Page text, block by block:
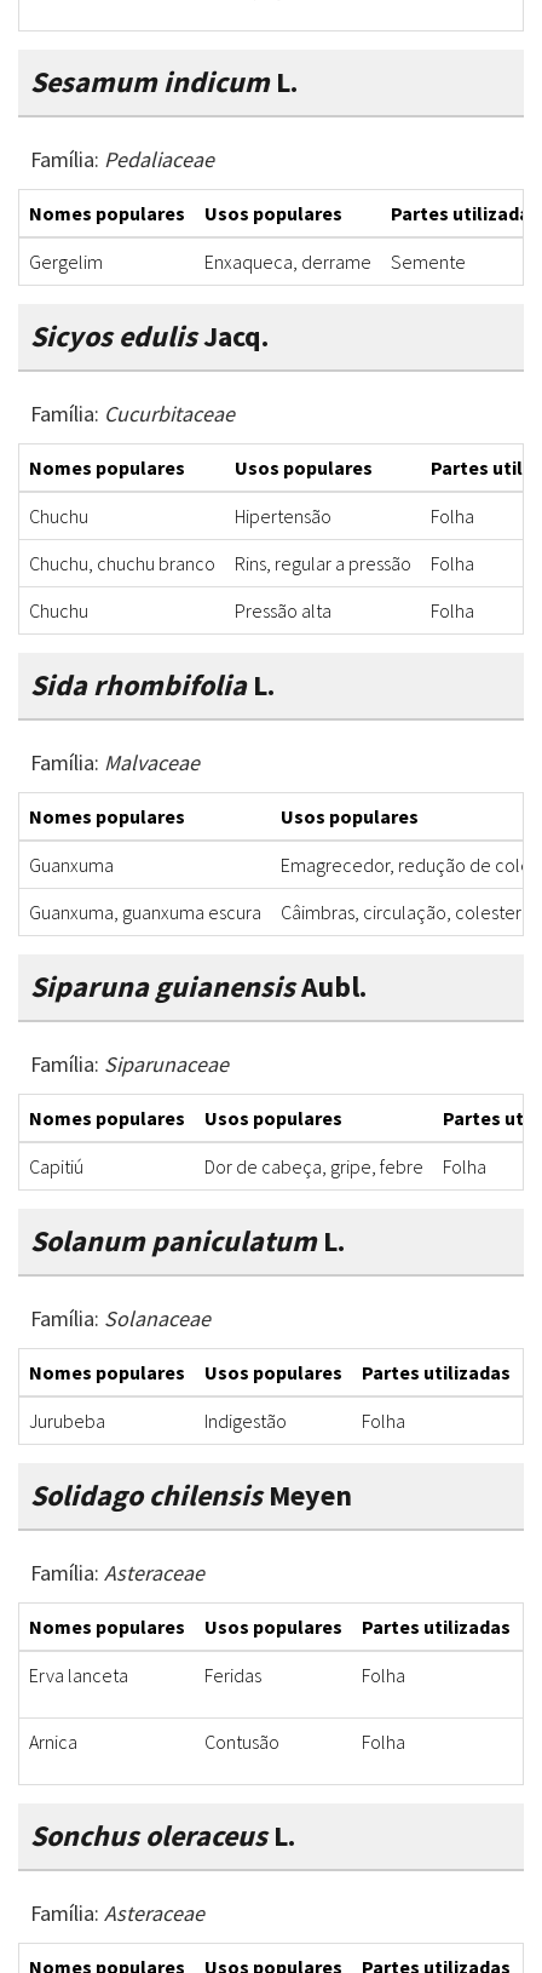
Sesamum indicumL.
Família: Pedaliaceae
Nomes populares Usos populares
Partes utilizadas
Gergelim
Enxaqueca, derrame Semente
Sicyos edulisJacq.
Família: Cucurbitaceae
Nomes populares Usos populares
Partes
Chuchu
Hipertensão
Folha
Chuchu, chuchu branco
Rins, regular a pressão
Folha
Chuchu
Pressão alta Folha
Sida rhombifoliaL.
Família: Malvaceae
Nomes populares
Usos populares
Guanxuma
Emagrecedor, redução de
Guanxuma, guanxuma escura
Câimbras, circulação,
Siparuna guianensisAubl.
Família: Siparunaceae
Nomes populares Usos populares
Partes
Capitiú
Dor de cabeça, gripe, febre Folha
Solanum paniculatumL.
Família: Solanaceae
Nomes populares Usos populares Partes utilizadas
Jurubeba
Indigestão Folha
Solidago chilensisMeyen
Família: Asteraceae
Nomes populares Usos populares Partes utilizadas
Erva lanceta
Feridas Folha
Arnica Contusão Folha
Sonchus oleraceusL.
Família: Asteraceae
Nomes populares Usos populares Partes utilizadas